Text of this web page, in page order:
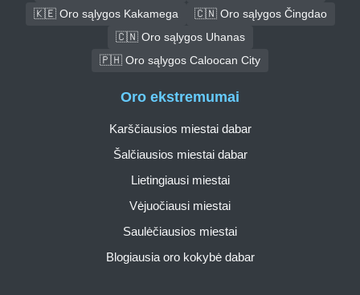
🇰🇪 Oro sąlygos Kakamega
🇨🇳 Oro sąlygos Čingdao
🇨🇳 Oro sąlygos Uhanas
🇵🇭 Oro sąlygos Caloocan City
Oro ekstremumai
Karščiausios miestai dabar
Šalčiausios miestai dabar
Lietingiausi miestai
Vėjuočiausi miestai
Saulėčiausios miestai
Blogiausia oro kokybė dabar